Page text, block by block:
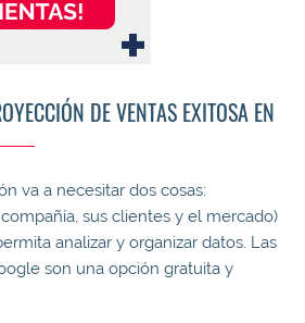
DE VENTAS EXITOSA EN
va a necesitar dos cosas:
sus clientes y el mercado)
analizar y organizar datos. Las
son una opción gratuita y